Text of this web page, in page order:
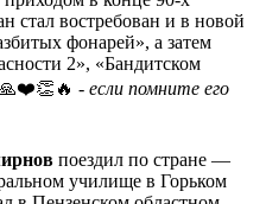
стал востребован и в новой
фонарей», а затем
2», «Бандитском
🙏❤️👏🔥 - если помните его
поездил по стране —
училище в Горьком